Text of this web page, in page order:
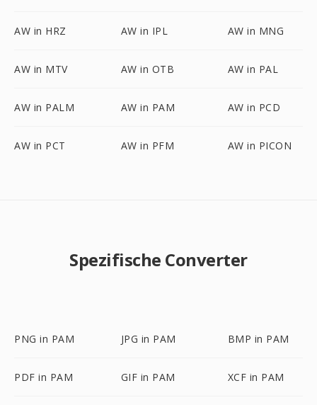
AW in HRZ AW in IPL AW in MNG
AW in MTV AW in OTB AW in PAL
AW in PALM AW in PAM AW in PCD
AW in PCT AW in PFM AW in PICON
Spezifische Converter
PNG in PAM JPG in PAM BMP in PAM
PDF in PAM GIF in PAM XCF in PAM